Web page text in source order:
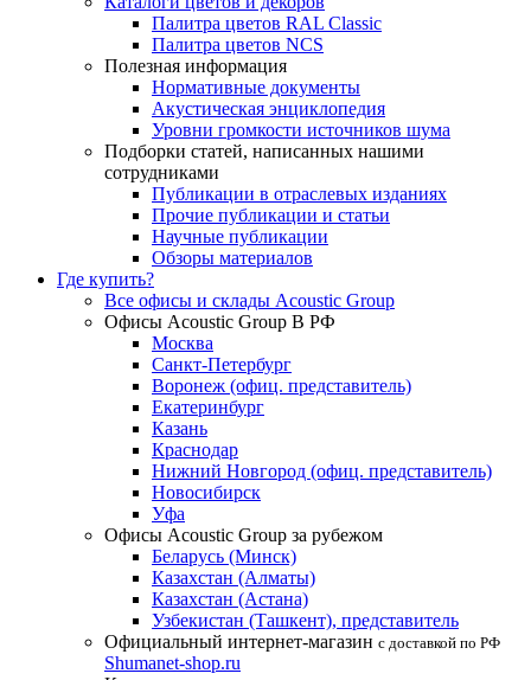
Палитра цветов RAL Сlassic
Палитра цветов NCS
Полезная информация
Нормативные документы
Акустическая энциклопедия
Уровни громкости источников шума
Подборки статей, написанных нашими
сотрудниками
Публикации в отраслевых изданиях
Прочие публикации и статьи
Научные публикации
Обзоры материалов
Где купить?
Все офисы и склады Acoustic Group
Офисы Acoustic Group В РФ
Москва
Санкт-Петербург
Воронеж (офиц. представитель)
Екатеринбург
Казань
Краснодар
Нижний Новгород (офиц. представитель)
Новосибирск
Уфа
Офисы Acoustic Group за рубежом
Беларусь (Минск)
Казахстан (Алматы)
Казахстан (Астана)
Узбекистан (Ташкент), представитель
Официальный интернет-магазин с доставкой по РФ
Shumanet-shop.ru